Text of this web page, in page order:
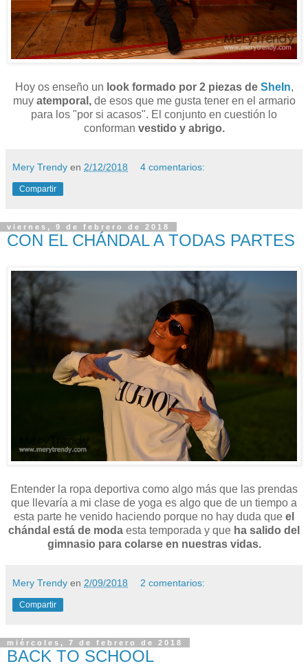
Hoy os enseño un look formado por 2 piezas de SheIn,
muy atemporal, de esos que me gusta tener en el armario
para los "por si acasos". El conjunto en cuestión lo
conforman vestido y abrigo.
Mery Trendy en 2/12/2018 4 comentarios:
Compartir
viernes, 9 de febrero de 2018
CON EL CHÁNDAL A TODAS PARTES
Entender la ropa deportiva como algo más que las prendas
que llevaría a mi clase de yoga es algo que de un tiempo a
esta parte he venido haciendo porque no hay duda que el
chándal está de moda esta temporada y que ha salido del
gimnasio para colarse en nuestras vidas.
Mery Trendy en 2/09/2018 2 comentarios:
Compartir
miércoles, 7 de febrero de 2018
BACK TO SCHOOL